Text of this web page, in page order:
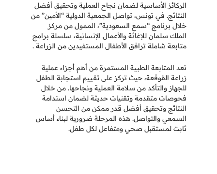
الركائز الأساسية لضمان نجاح العملية وتحقيق أفضل
النتائج. في تونس، تواصل الجمعية الدولية “الأمين” من
خلال برنامج “سمع السعودية”، الممول من مركز
الملك سلمان للإغاثة والأعمال الإنسانية، سلسلة برامج
متابعة شاملة ترافق الأطفال المستفيدين من الزراعة .
تعد المتابعة الطبية المستمرة من أهم أجزاء عملية
زراعة القوقعة، حيث تركز على تقييم استجابة الطفل
للجهاز والتأكد من سلامة العملية ونجاحها. من خلال
فحوصات متقدمة وتقنيات حديثة لضمان استدامة
النتائج وتحقيق أفضل قدر ممكن من التحسن
السمعي والتواصل. هذه المرحلة ضرورية لبناء أساس
ثابت لمستقبل صحي ومتفاعل لكل طفل.